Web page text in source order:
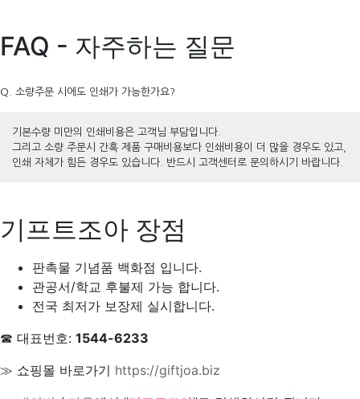
FAQ - 자주하는 질문
Q. 소량주문 시에도 인쇄가 가능한가요?
기본수량 미만의 인쇄비용은 고객님 부담입니다.
그리고 소량 주문시 간혹 제품 구매비용보다 인쇄비용이 더 많을 경우도 있고,
인쇄 자체가 힘든 경우도 있습니다. 반드시 고객센터로 문의하시기 바랍니다.
기프트조아 장점
판촉물 기념품 백화점 입니다.
관공서/학교 후불제 가능 합니다.
전국 최저가 보장제 실시합니다.
☎ 대표번호: 1544-6233
≫ 쇼핑몰 바로가기 https://giftjoa.biz